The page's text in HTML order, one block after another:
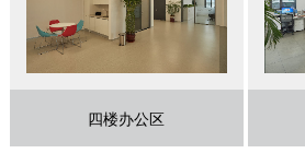
四楼办公区